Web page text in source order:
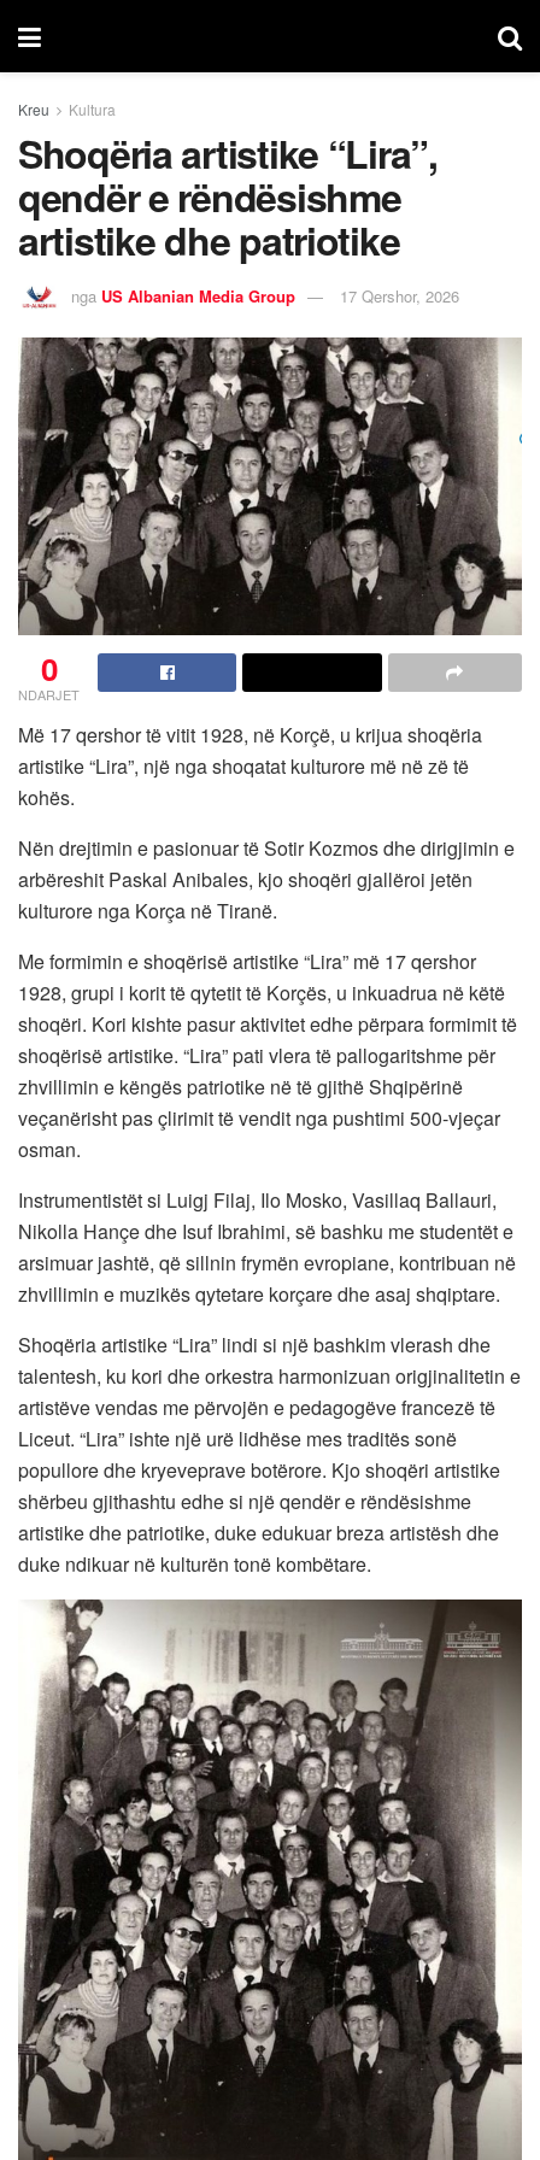
Kreu Kultura
Shoqëria artistike “Lira”,
qendër e rëndësishme
artistike dhe patriotike
nga US Albanian Media Group 17 Qershor, 2026
0
NDARJET
Më 17 qershor të vitit 1928, në Korçë, u krijua shoqëria
artistike “Lira”, një nga shoqatat kulturore më në zë të
kohës.
Nën drejtimin e pasionuar të Sotir Kozmos dhe dirigjimin e
arbëreshit Paskal Anibales, kjo shoqëri gjallëroi jetën
kulturore nga Korça në Tiranë.
Me formimin e shoqërisë artistike “Lira” më 17 qershor
1928, grupi i korit të qytetit të Korçës, u inkuadrua në këtë
shoqëri. Kori kishte pasur aktivitet edhe përpara formimit të
shoqërisë artistike. “Lira” pati vlera të pallogaritshme për
zhvillimin e këngës patriotike në të gjithë Shqipërinë
veçanërisht pas çlirimit të vendit nga pushtimi 500-vjeçar
osman.
Instrumentistët si Luigj Filaj, Ilo Mosko, Vasillaq Ballauri,
Nikolla Hançe dhe Isuf Ibrahimi, së bashku me studentët e
arsimuar jashtë, që sillnin frymën evropiane, kontribuan në
zhvillimin e muzikës qytetare korçare dhe asaj shqiptare.
Shoqëria artistike “Lira” lindi si një bashkim vlerash dhe
talentesh, ku kori dhe orkestra harmonizuan origjinalitetin e
artistëve vendas me përvojën e pedagogëve francezë të
Liceut. “Lira” ishte një urë lidhëse mes traditës sonë
popullore dhe kryeveprave botërore. Kjo shoqëri artistike
shërbeu gjithashtu edhe si një qendër e rëndësishme
artistike dhe patriotike, duke edukuar breza artistësh dhe
duke ndikuar në kulturën tonë kombëtare.